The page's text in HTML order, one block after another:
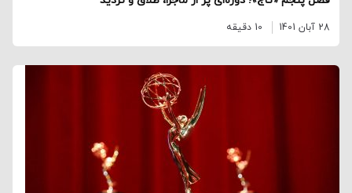
28 آبان 1401 10 دقیقه